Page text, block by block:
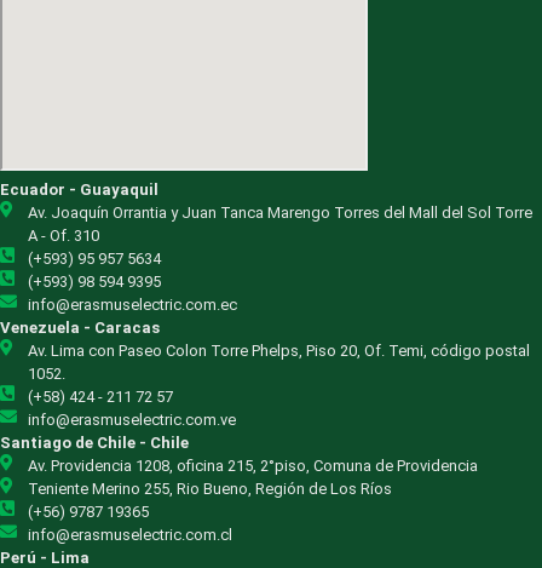
Ecuador - Guayaquil
Av. Joaquín Orrantia y Juan Tanca Marengo Torres del Mall del Sol Torre
A - Of. 310
(+593) 95 957 5634
(+593) 98 594 9395
info@erasmuselectric.com.ec
Venezuela - Caracas
Av. Lima con Paseo Colon Torre Phelps, Piso 20, Of. Temi, código postal
1052.
(+58) 424 - 211 72 57
info@erasmuselectric.com.ve
Santiago de Chile - Chile
Av. Providencia 1208, oficina 215, 2°piso, Comuna de Providencia
Teniente Merino 255, Rio Bueno, Región de Los Ríos
(+56) 9787 19365
info@erasmuselectric.com.cl
Perú - Lima